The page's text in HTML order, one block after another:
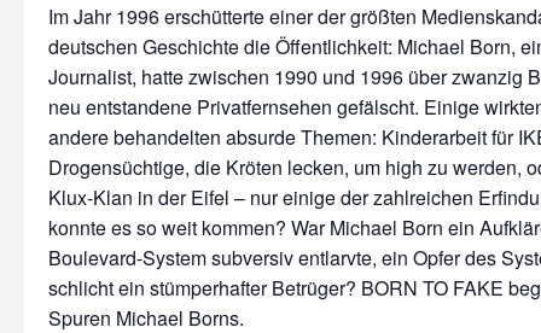
Im Jahr 1996 erschütterte einer der größten
deutschen Geschichte die Öffentlichkeit: Michael Born,
Journalist, hatte zwischen 1990 und 1996 über zwanzig
neu entstandene Privatfernsehen gefälscht. Einige
andere behandelten absurde Themen: Kinderarbeit für
Drogensüchtige, die Kröten lecken, um high zu werden,
Klux-Klan in der Eifel – nur einige der zahlreichen
konnte es so weit kommen? War Michael Born ein
Boulevard-System subversiv entlarvte, ein Opfer des
schlicht ein stümperhafter Betrüger? BORN TO FAKE
Spuren Michael Borns.